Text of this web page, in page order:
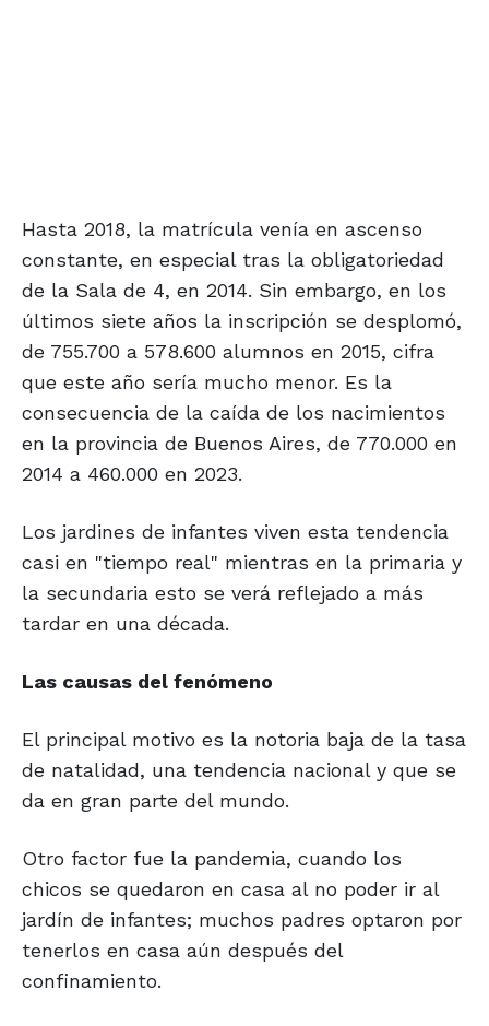
Hasta 2018, la matrícula venía en ascenso
constante, en especial tras la obligatoriedad
de la Sala de 4, en 2014. Sin embargo, en los
últimos siete años la inscripción se desplomó,
de 755.700 a 578.600 alumnos en 2015, cifra
que este año sería mucho menor. Es la
consecuencia de la caída de los nacimientos
en la provincia de Buenos Aires, de 770.000 en
2014 a 460.000 en 2023.
Los jardines de infantes viven esta tendencia
casi en "tiempo real" mientras en la primaria y
la secundaria esto se verá reflejado a más
tardar en una década.
Las causas del fenómeno
El principal motivo es la notoria baja de la tasa
de natalidad, una tendencia nacional y que se
da en gran parte del mundo.
Otro factor fue la pandemia, cuando los
chicos se quedaron en casa al no poder ir al
jardín de infantes; muchos padres optaron por
tenerlos en casa aún después del
confinamiento.